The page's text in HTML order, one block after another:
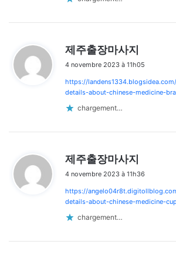
제주출장마사지
t
:
4 novembre 2023 à 11h05
https://
details-about-chinese-medicine-
chargement…
제주출장마사지
t
:
4 novembre 2023 à 11h36
https://
details-about-chinese-medicine-
chargement…